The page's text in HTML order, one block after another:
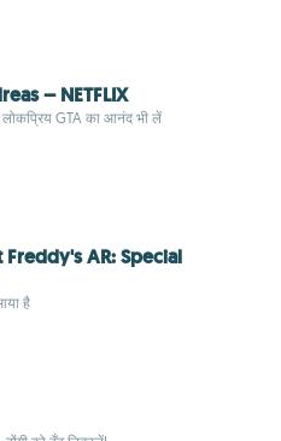
– NETFLIX
GTA का आनंद भी लें
Freddy's AR: Special
है